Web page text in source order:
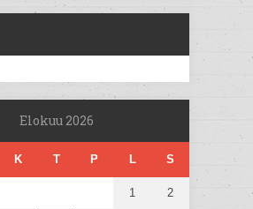
Elokuu 2026
K T P L S
1 2